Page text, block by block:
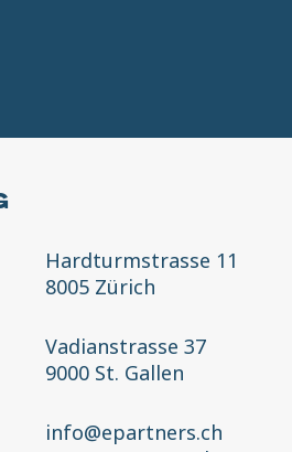
Hardturmstrasse 11
8005 Zürich
Vadianstrasse 37
9000 St. Gallen
info@epartners.ch